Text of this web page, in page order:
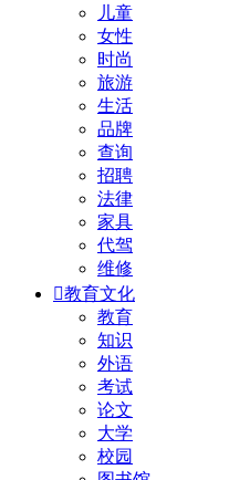
儿童
女性
时尚
旅游
生活
品牌
查询
招聘
法律
家具
代驾
维修
教育文化
教育
知识
外语
考试
论文
大学
校园